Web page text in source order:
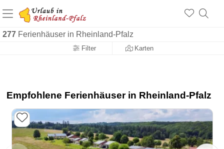
277 Ferienhäuser in Rheinland-Pfalz
Filter Karten
+1.500 Unterkünfte in Rheinland-Pfalz
+1.000 Sehenswürdigkeiten
Empfohlene Ferienhäuser in Rheinland-Pfalz